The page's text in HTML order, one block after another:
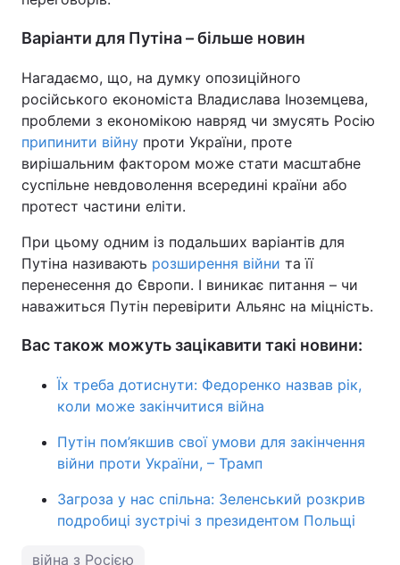
Варіанти для Путіна – більше новин
Нагадаємо, що, на думку опозиційного
російського економіста Владислава Іноземцева,
проблеми з економікою навряд чи змусять Росію
припинити війну проти України, проте
вирішальним фактором може стати масштабне
суспільне невдоволення всередині країни або
протест частини еліти.
При цьому одним із подальших варіантів для
Путіна називають розширення війни та її
перенесення до Європи. І виникає питання – чи
наважиться Путін перевірити Альянс на міцність.
Вас також можуть зацікавити такі новини:
Їх треба дотиснути: Федоренко назвав рік,
коли може закінчитися війна
Путін пом’якшив свої умови для закінчення
війни проти України, – Трамп
Загроза у нас спільна: Зеленський розкрив
подробиці зустрічі з президентом Польщі
війна з Росією